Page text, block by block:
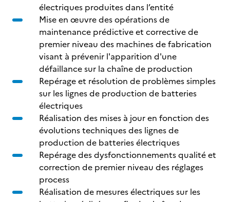
électriques produites dans l’entité
Mise en œuvre des opérations de
maintenance prédictive et corrective de
premier niveau des machines de fabrication
visant à prévenir l'apparition d'une
défaillance sur la chaîne de production
Repérage et résolution de problèmes simples
sur les lignes de production de batteries
électriques
Réalisation des mises à jour en fonction des
évolutions techniques des lignes de
production de batteries électriques
Repérage des dysfonctionnements qualité et
correction de premier niveau des réglages
process
Réalisation de mesures électriques sur les